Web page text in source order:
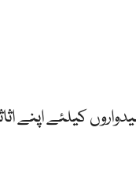
کیلئے اپنے